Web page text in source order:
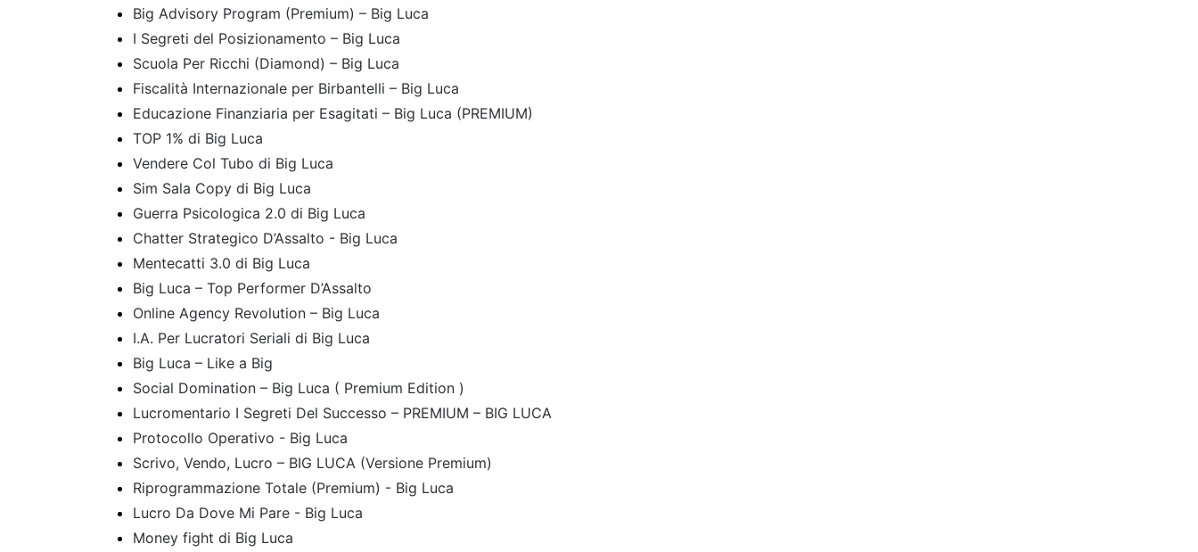
Big Advisory Program (Premium) – Big Luca
I Segreti del Posizionamento – Big Luca
Scuola Per Ricchi (Diamond) – Big Luca
Fiscalità Internazionale per Birbantelli – Big Luca
Educazione Finanziaria per Esagitati – Big Luca (PREMIUM)
TOP 1% di Big Luca
Vendere Col Tubo di Big Luca
Sim Sala Copy di Big Luca
Guerra Psicologica 2.0 di Big Luca
Chatter Strategico D’Assalto - Big Luca
Mentecatti 3.0 di Big Luca
Big Luca – Top Performer D’Assalto
Online Agency Revolution – Big Luca
I.A. Per Lucratori Seriali di Big Luca
Big Luca – Like a Big
Social Domination – Big Luca ( Premium Edition )
Lucromentario I Segreti Del Successo – PREMIUM – BIG LUCA
Protocollo Operativo - Big Luca
Scrivo, Vendo, Lucro – BIG LUCA (Versione Premium)
Riprogrammazione Totale (Premium) - Big Luca
Lucro Da Dove Mi Pare - Big Luca
Money fight di Big Luca